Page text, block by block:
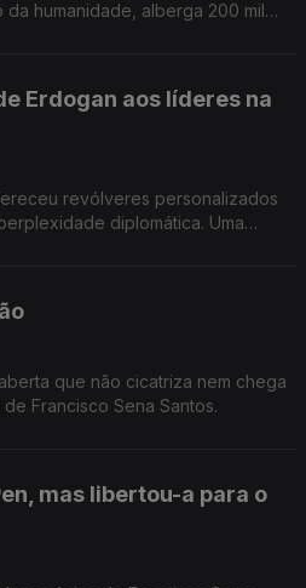
humanidade, alberga 200 mil
Erdogan aos líderes na
revólveres personalizados
diplomática. Uma
que não cicatriza nem chega
Francisco Sena Santos.
mas libertou-a para o